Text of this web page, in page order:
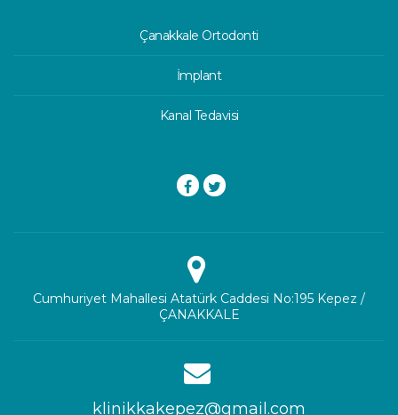
Çanakkale Ortodonti
İmplant
Kanal Tedavisi
Cumhuriyet Mahallesi Atatürk Caddesi No:195 Kepez /
ÇANAKKALE
klinikkakepez@gmail.com